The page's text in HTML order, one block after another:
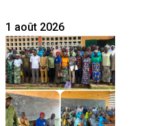
1 août 2026